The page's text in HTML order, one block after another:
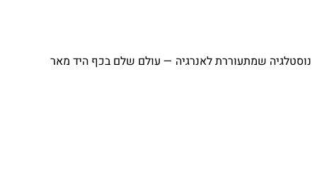
⁨ נוסטלגיה שמתעוררת לאנרגיה — עולם שלם בכף היד מאר